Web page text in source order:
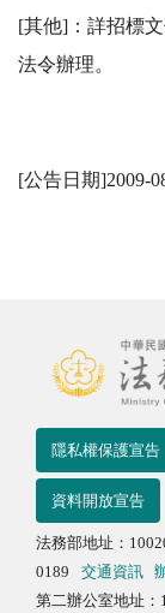
[其他]：詳招標
法令辦理。
[公告日期]2009-
隱私權保護宣告
資料開放宣告
法務部地址：
0189
交通資訊
第二辦公室地址